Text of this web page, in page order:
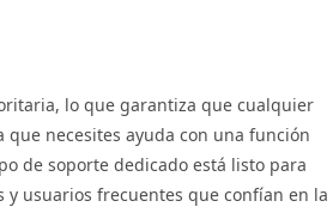
lo que garantiza que cualquier
que necesites ayuda con una función
de soporte dedicado está listo para
usuarios frecuentes que confían en la